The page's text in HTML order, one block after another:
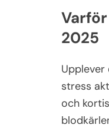
2025
stress
och